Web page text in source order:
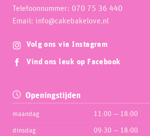
Telefoonnummer: 070 75 36 440
Email: info@cakebakelove.nl
Volg ons via Instagram
Vind ons leuk op Facebook
Openingstijden
maandag 11:00 — 18:00
dinsdag 09:30 — 18:00